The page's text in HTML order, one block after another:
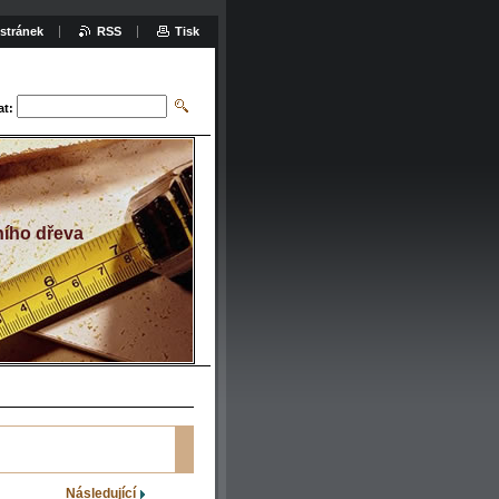
dřeva
Následující
RSS Tisk